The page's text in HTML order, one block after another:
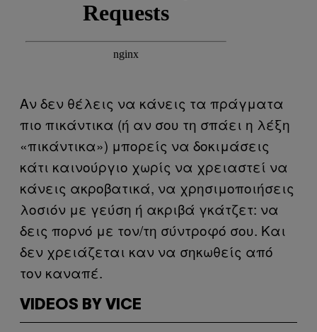
Αν δεν θέλεις να κάνεις τα πράγματα
πιο πικάντικα (ή αν σου τη σπάει η λέξη
«πικάντικα») μπορείς να δοκιμάσεις
κάτι καινούργιο χωρίς να χρειαστεί να
κάνεις ακροβατικά, να χρησιμοποιήσεις
λοσιόν με γεύση ή ακριβά γκάτζετ: να
δεις πορνό με τον/τη σύντροφό σου. Και
δεν χρειάζεται καν να σηκωθείς από
τον καναπέ.
VIDEOS BY VICE